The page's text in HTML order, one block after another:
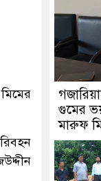
গুমের
মারুফ